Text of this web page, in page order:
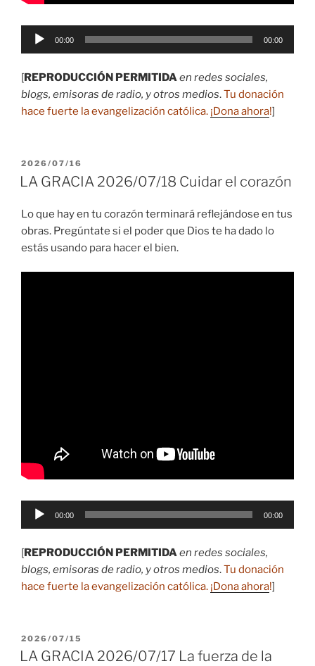
Reproductor
00:00 00:00
[REPRODUCCIÓN PERMITIDAen redes sociales,
blogs, emisoras de radio, y otros medios.Tu donación
hace fuerte la evangelización católica. ¡Dona ahora!]
PUBLICADO
EL
2026/07/16
LA GRACIA 2026/07/18 Cuidar el corazón
Lo que hay en tu corazón terminará reflejándose en tus
obras. Pregúntate si el poder que Dios te ha dado lo
estás usando para hacer el bien.
Reproductor
00:00 00:00
[REPRODUCCIÓN PERMITIDAen redes sociales,
blogs, emisoras de radio, y otros medios.Tu donación
hace fuerte la evangelización católica. ¡Dona ahora!]
PUBLICADO
EL
2026/07/15
LA GRACIA 2026/07/17 La fuerza de la